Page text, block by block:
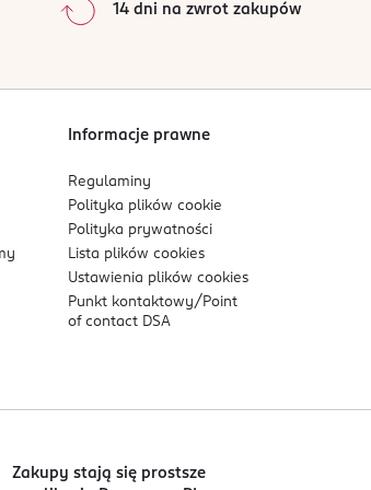
wgdata: od najnowszej
14 dni na zwrot zakupów
Informacje prawne
Regulaminy
Polityka plikówcookie
Polityka prywatności
Lista plikówcookies
Ustawienia plikówcookies
Punkt kontaktowy/ Point
of contact DSA
Zakupy stają się prostsze